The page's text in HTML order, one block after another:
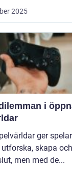
2025
i
ger
skapa
men med de...